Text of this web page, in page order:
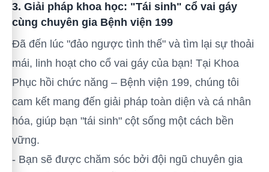
3. Giải pháp khoa học: "Tái sinh" cổ vai gáy
cùng chuyên gia Bệnh viện 199
Đã đến lúc "đảo ngược tình thế" và tìm lại sự thoải
mái, linh hoạt cho cổ vai gáy của bạn! Tại Khoa
Phục hồi chức năng – Bệnh viện 199, chúng tôi
cam kết mang đến giải pháp toàn diện và cá nhân
hóa, giúp bạn "tái sinh" cột sống một cách bền
vững.
- Bạn sẽ được chăm sóc bởi đội ngũ chuyên gia